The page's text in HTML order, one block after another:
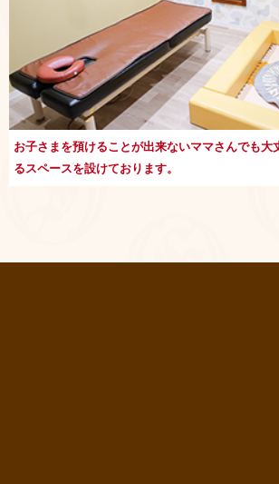
お子さまを預けることが出来ないママさんでも大
るスペースを設けております。